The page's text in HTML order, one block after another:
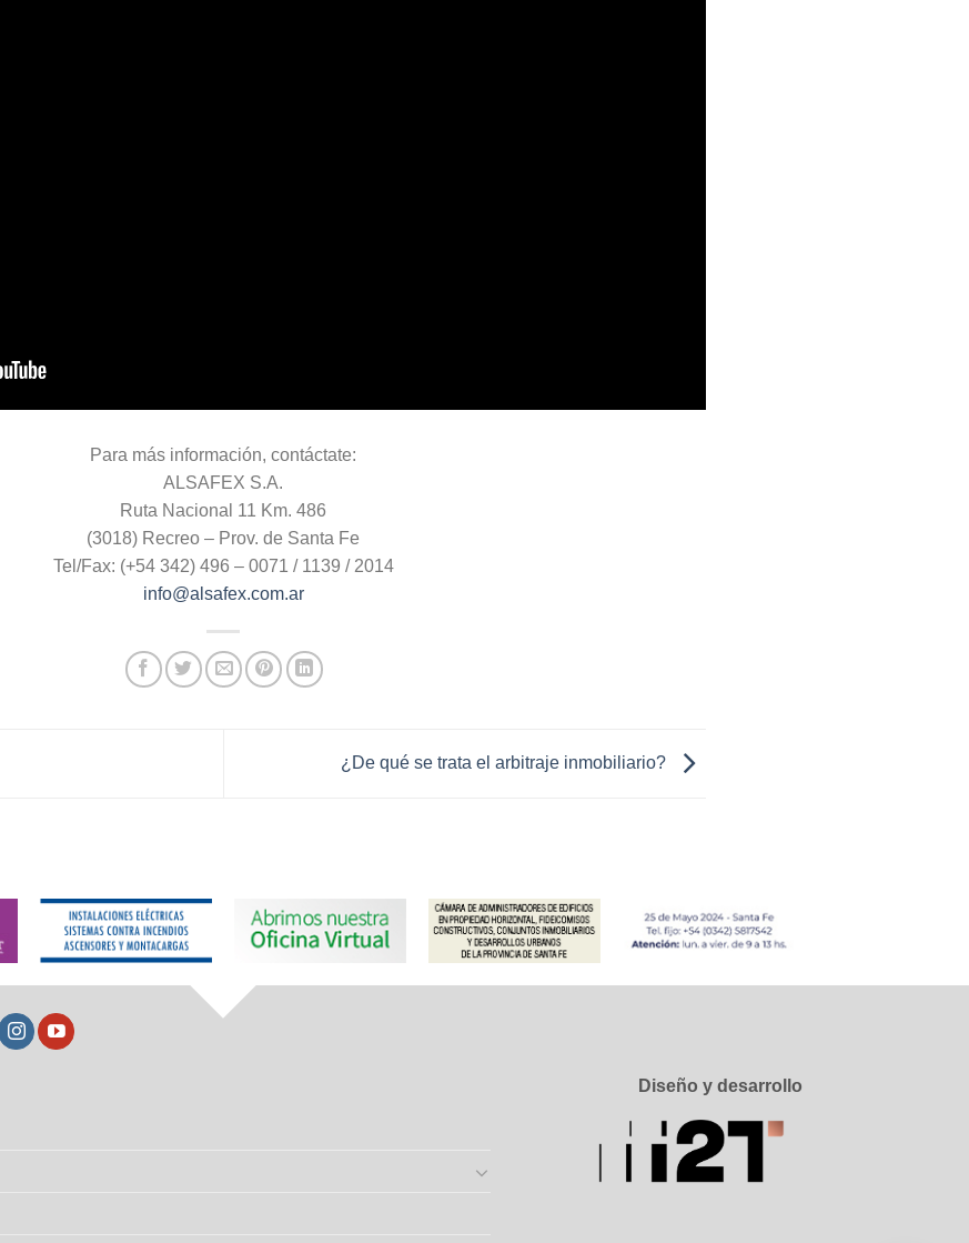
Para más información, contáctate:
ALSAFEX S.A.
Ruta Nacional 11 Km. 486
(3018) Recreo – Prov. de Santa Fe
Tel/Fax: (+54 342) 496 – 0071 / 1139 / 2014
info@alsafex.com.ar
¿De qué se trata el arbitraje inmobiliario?
Diseño y desarrollo